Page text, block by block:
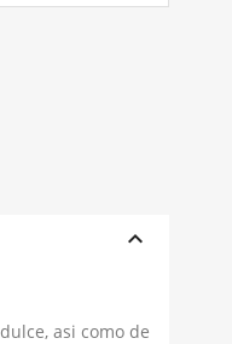
keyboard_arrow_up
asi como de